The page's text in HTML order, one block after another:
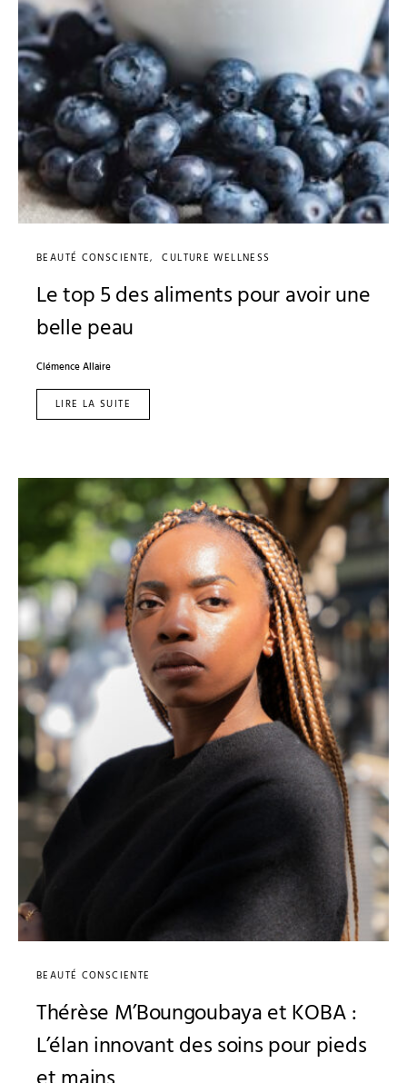
BEAUTÉ CONSCIENTE CULTURE WELLNESS
Le top 5 des aliments pour avoir une
belle peau
Clémence Allaire
LIRE LA SUITE
BEAUTÉ CONSCIENTE
Thérèse M’Boungoubaya et KOBA :
L’élan innovant des soins pour pieds